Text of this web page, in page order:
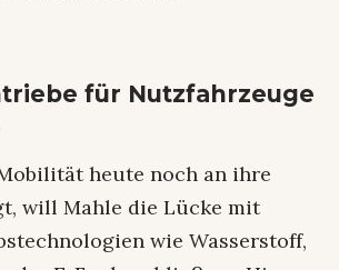
für Nutzfahrzeuge
heute noch an ihre
will Mahle die Lücke mit
wie Wasserstoff,